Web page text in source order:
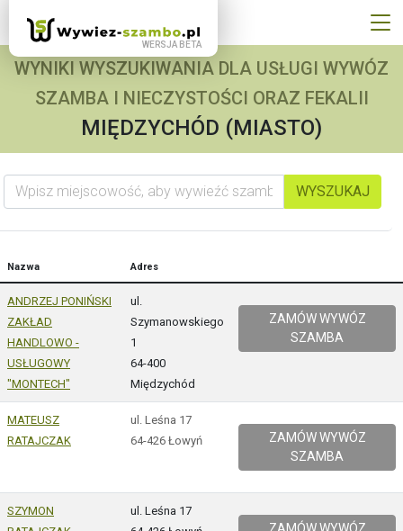
WYNIKI WYSZUKIWANIA DLA USŁUGI WYWÓZ
SZAMBA I NIECZYSTOŚCI ORAZ FEKALII
MIĘDZYCHÓD (MIASTO)
Wpisz miejscowość, aby wywieźć szambo
WYSZUKAJ
Nazwa Adres
ANDRZEJ PONIŃSKI
ZAKŁAD
HANDLOWO -
USŁUGOWY
"MONTECH"
ul.
Szymanowskiego
1
64-400
Międzychód
ZAMÓW WYWÓZ
SZAMBA
MATEUSZ
RATAJCZAK
ul. Leśna 17
64-426 Łowyń
ZAMÓW WYWÓZ
SZAMBA
SZYMON
ul. Leśna 17